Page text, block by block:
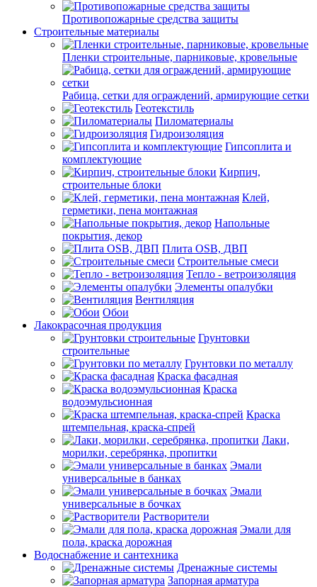
Противопожарные средства защиты
Строительные материалы
Пленки строительные, парниковые, кровельные
Рабица, сетки для ограждений, армирующие сетки
Геотекстиль
Пиломатериалы
Гидроизоляция
Гипсоплита и
комплектующие
Кирпич,
строительные блоки
Клей,
герметики, пена монтажная
Напольные
покрытия, декор
Плита OSB, ДВП
Строительные смеси
Тепло - ветроизоляция
Элементы опалубки
Вентиляция
Обои
Лакокрасочная продукция
Грунтовки
строительные
Грунтовки по металлу
Краска фасадная
Краска
водоэмульсионная
Краска
штемпельная, краска-спрей
Лаки,
морилки, серебрянка, пропитки
Эмали
универсальные в банках
Эмали
универсальные в бочках
Растворители
Эмали для
пола, краска дорожная
Водоснабжение и сантехника
Дренажные системы
Запорная арматура